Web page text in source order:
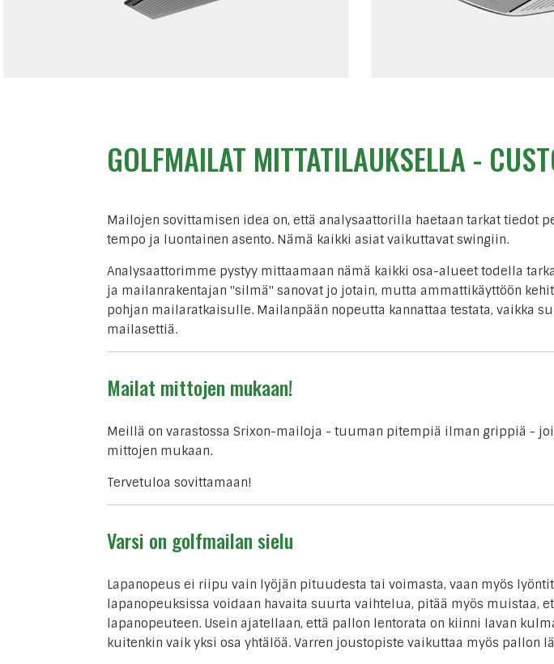
GOLFMAILAT MITTATILAUKSELLA -
Mailojen sovittamisen idea on, että analysaattorilla haetaan tarkat tiedot
tempo ja luontainen asento. Nämä kaikki asiat vaikuttavat swingiin.
Analysaattorimme pystyy mittaamaan nämä kaikki osa-alueet todella
ja mailanrakentajan "silmä" sanovat jo jotain, mutta ammattikäyttöön
pohjan mailaratkaisulle. Mailanpään nopeutta kannattaa testata, vaikka
mailasettiä.
Mailat mittojen mukaan!
Meillä on varastossa Srixon-mailoja - tuuman pitempiä ilman grippiä -
mittojen mukaan.
Tervetuloa sovittamaan!
Varsi on golfmailan sielu
Lapanopeus ei riipu vain lyöjän pituudesta tai voimasta, vaan myös
lapanopeuksissa voidaan havaita suurta vaihtelua, pitää myös muistaa,
lapanopeuteen. Usein ajatellaan, että pallon lentorata on kiinni lavan
kuitenkin vaik yksi osa yhtälöä. Varren joustopiste vaikuttaa myös pallon